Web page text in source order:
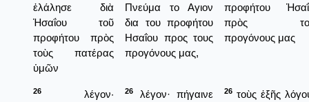
ἐλάλησε διὰ
Ἡσαΐου τοῦ
προφήτου πρὸς
τοὺς πατέρας
ὑμῶν
Πνεύμα το Αγιον
δια του προφήτου
Ησαΐου προς τους
προγόνους μας,
προφήτου
πρὸς
προγόνους μας
26
λέγον·
26
λέγον· πήγαινε
26 τοὺς ἑξῆς